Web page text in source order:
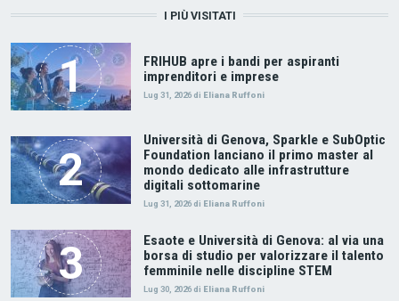
I PIÙ VISITATI
FRIHUB apre i bandi per aspiranti
imprenditori e imprese
Lug 31, 2026 di Eliana Ruffoni
Università di Genova, Sparkle e SubOptic
Foundation lanciano il primo master al
mondo dedicato alle infrastrutture
digitali sottomarine
Lug 31, 2026 di Eliana Ruffoni
Esaote e Università di Genova: al via una
borsa di studio per valorizzare il talento
femminile nelle discipline STEM
Lug 30, 2026 di Eliana Ruffoni